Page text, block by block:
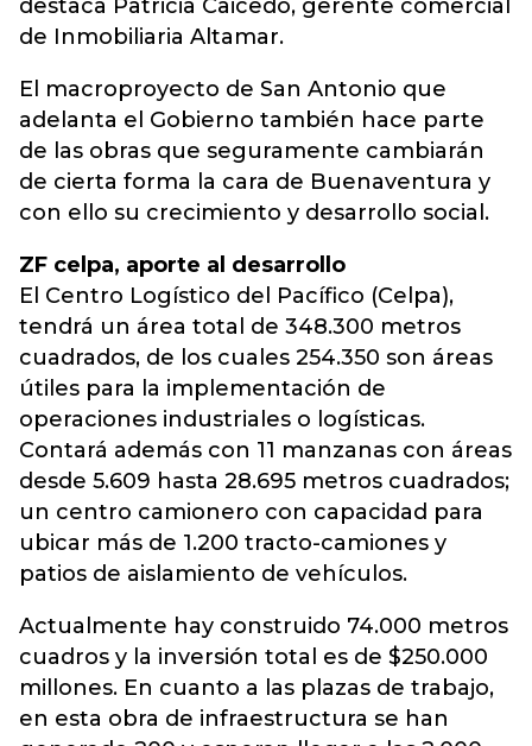
destaca Patricia Caicedo, gerente comercial
de Inmobiliaria Altamar.
El macroproyecto de San Antonio que
adelanta el Gobierno también hace parte
de las obras que seguramente cambiarán
de cierta forma la cara de Buenaventura y
con ello su crecimiento y desarrollo social.
ZF celpa, aporte al desarrollo
El Centro Logístico del Pacífico (Celpa),
tendrá un área total de 348.300 metros
cuadrados, de los cuales 254.350 son áreas
útiles para la implementación de
operaciones industriales o logísticas.
Contará además con 11 manzanas con áreas
desde 5.609 hasta 28.695 metros cuadrados;
un centro camionero con capacidad para
ubicar más de 1.200 tracto-camiones y
patios de aislamiento de vehículos.
Actualmente hay construido 74.000 metros
cuadros y la inversión total es de $250.000
millones. En cuanto a las plazas de trabajo,
en esta obra de infraestructura se han